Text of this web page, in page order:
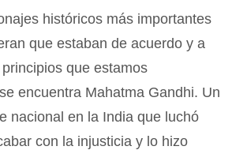
históricos más importantes
que estaban de acuerdo y a
que estamos
encuentra Mahatma Gandhi. Un
nacional en la India que luchó
con la injusticia y lo hizo